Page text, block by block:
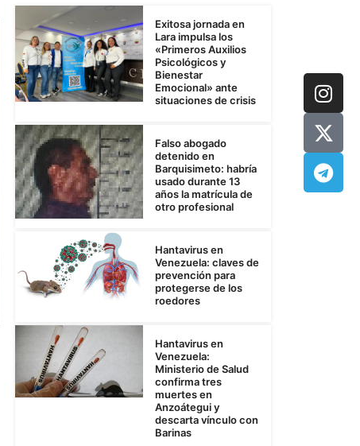
Exitosa jornada en
Lara impulsa los
«Primeros Auxilios
Psicológicos y
Bienestar
Emocional» ante
situaciones de crisis
Falso abogado
detenido en
Barquisimeto: habría
usado durante 13
años la matrícula de
otro profesional
Hantavirus en
Venezuela: claves de
prevención para
protegerse de los
roedores
Hantavirus en
Venezuela:
Ministerio de Salud
confirma tres
muertes en
Anzoátegui y
descarta vínculo con
Barinas